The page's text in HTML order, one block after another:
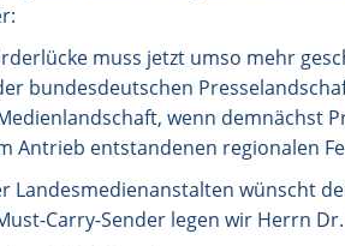
muss jetzt umso mehr
bundesdeutschen
wenn demnächst
Antrieb entstandenen regionalen
Landesmedienanstalten wünscht
Carry-Sender legen wir Herrn